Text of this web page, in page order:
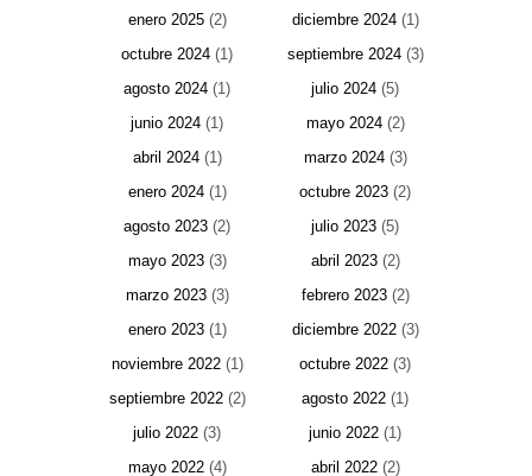
enero 2025(2) diciembre 2024(1)
octubre 2024 (1) septiembre 2024(3)
agosto 2024 (1) julio 2024 (5)
junio 2024 (1) mayo 2024(2)
abril 2024(1) marzo 2024(3)
enero 2024(1) octubre 2023 (2)
agosto 2023 (2) julio 2023 (5)
mayo 2023(3) abril 2023(2)
marzo 2023(3) febrero 2023(2)
enero 2023(1) diciembre 2022(3)
noviembre 2022(1) octubre 2022 (3)
septiembre 2022(2) agosto 2022 (1)
julio 2022 (3) junio 2022 (1)
mayo 2022(4) abril 2022(2)